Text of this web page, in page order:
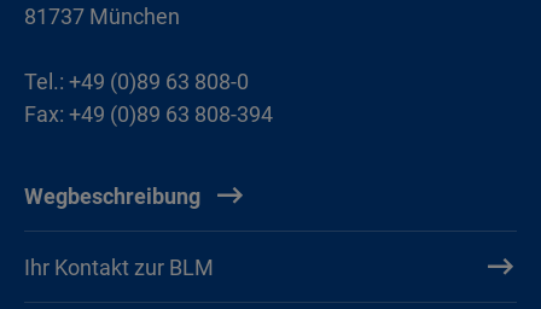
81737 München
Tel.: +49 (0)89 63 808-0
Fax: +49 (0)89 63 808-394
Wegbeschreibung
Ihr Kontakt zur BLM